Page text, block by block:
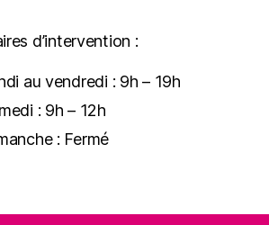
d’intervention :
au vendredi : 9h – 19h
: 9h – 12h
: Fermé